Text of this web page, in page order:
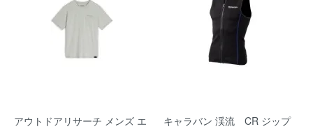
アウトドアリサーチ メンズ エ
キャラバン 渓流 CR ジップ